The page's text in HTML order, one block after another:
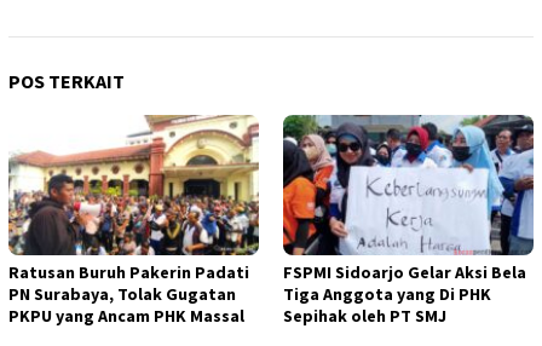
POS TERKAIT
Ratusan Buruh Pakerin Padati
PN Surabaya, Tolak Gugatan
PKPU yang Ancam PHK Massal
FSPMI Sidoarjo Gelar Aksi Bela
Tiga Anggota yang Di PHK
Sepihak oleh PT SMJ